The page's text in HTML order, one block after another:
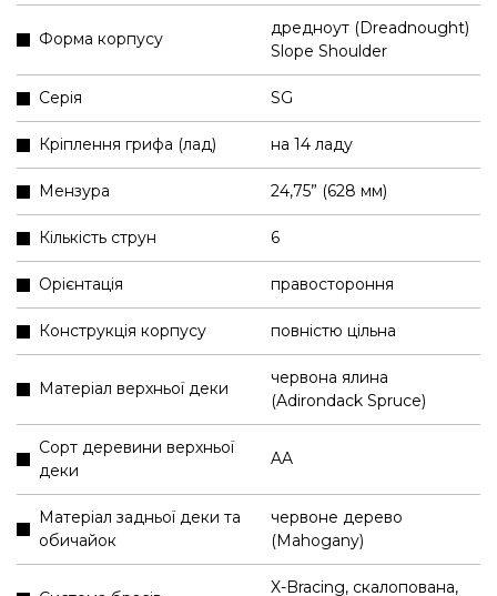
Форма корпусу
дредноут (Dreadnought)
Slope Shoulder
Серія SG
Кріплення грифа (лад) на 14 ладу
Мензура 24,75” (628 мм)
Кількість струн 6
Орієнтація правостороння
Конструкція корпусу повністю цільна
Матеріал верхньої деки
червона ялина
(Adirondack Spruce)
Сорт деревини верхньої
деки
AA
Матеріал задньої деки та
обичайок
червоне дерево
(Mahogany)
X-Bracing, скалопована,